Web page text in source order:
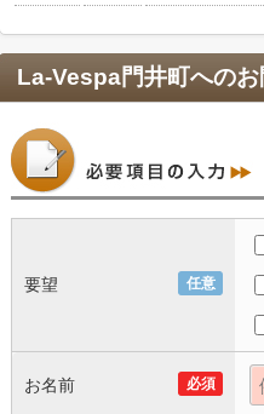
La-Vespa門井町への
任意
要望
必須
お名前